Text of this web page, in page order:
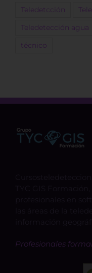
Teledetcción
Teledetección agua
técnico
Profesionales